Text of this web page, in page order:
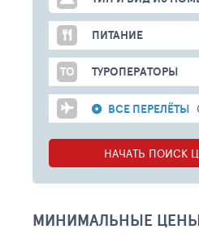
ПИТАНИЕ
ТО ТУРОПЕРАТОРЫ
ВСЕ ПЕРЕЛЁТЫ
НАЧАТЬ ПОИСК
МИНИМАЛЬНЫЕ